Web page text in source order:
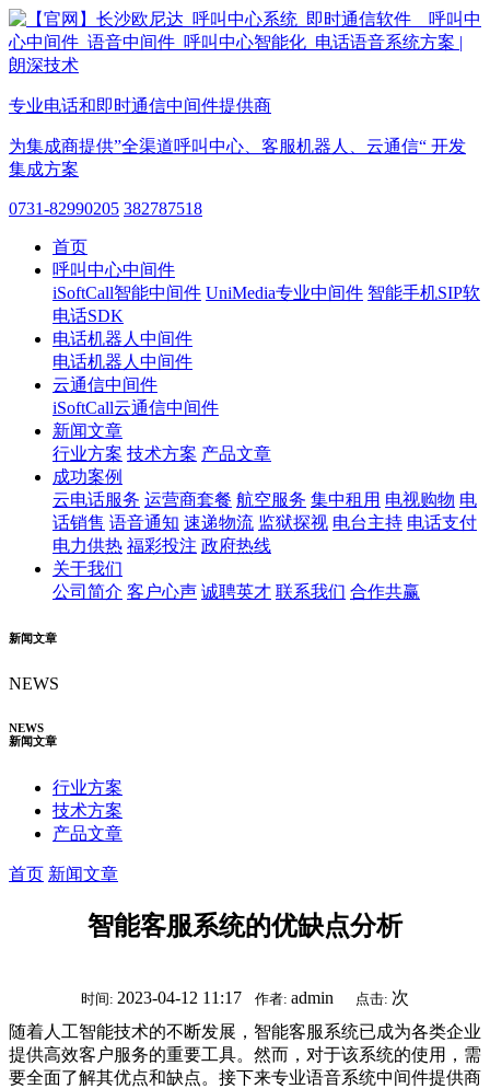
专业电话和即时通信中间件提供商
为集成商提供”全渠道呼叫中心、客服机器人、云通信“ 开发
集成方案
0731-82990205 382787518
首页
呼叫中心中间件
iSoftCall智能中间件 UniMedia专业中间件 智能手机SIP软
电话SDK
电话机器人中间件
电话机器人中间件
云通信中间件
iSoftCall云通信中间件
新闻文章
行业方案 技术方案 产品文章
成功案例
云电话服务 运营商套餐 航空服务 集中租用 电视购物 电
话销售 语音通知 速递物流 监狱探视 电台主持 电话支付
电力供热 福彩投注 政府热线
关于我们
公司简介 客户心声 诚聘英才 联系我们 合作共赢
新闻文章
NEWS
NEWS
新闻文章
行业方案
技术方案
产品文章
首页 新闻文章
智能客服系统的优缺点分析
时间: 2023-04-12 11:17 作者: admin 点击: 次
随着人工智能技术的不断发展，智能客服系统已成为各类企业
提供高效客户服务的重要工具。然而，对于该系统的使用，需
要全面了解其优点和缺点。接下来专业语音系统中间件提供商